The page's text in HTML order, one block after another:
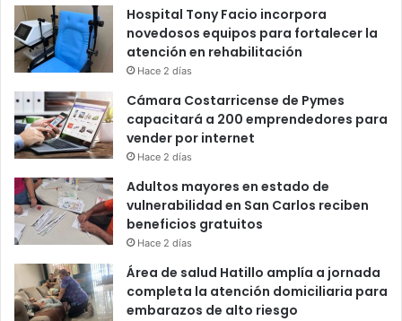
Hospital Tony Facio incorpora
novedosos equipos para fortalecer la
atención en rehabilitación
Hace 2 días
Cámara Costarricense de Pymes
capacitará a 200 emprendedores para
vender por internet
Hace 2 días
Adultos mayores en estado de
vulnerabilidad en San Carlos reciben
beneficios gratuitos
Hace 2 días
Área de salud Hatillo amplía a jornada
completa la atención domiciliaria para
embarazos de alto riesgo